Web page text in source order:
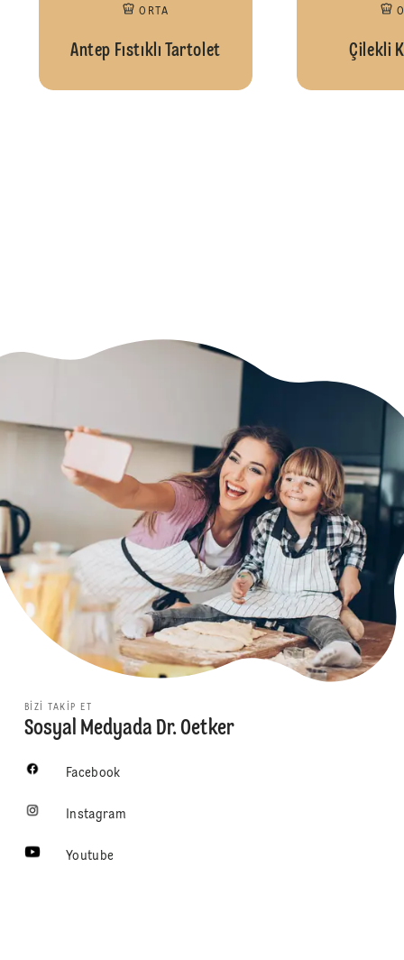
ORTA
Antep Fıstıklı Tartolet Çilekli
BIZI TAKIP ET
Sosyal Medyada Dr. Oetker
Facebook
Instagram
Youtube